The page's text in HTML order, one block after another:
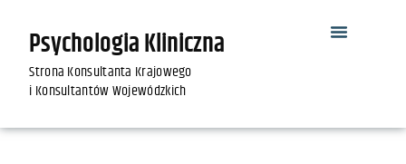
Psychologia Kliniczna
Strona Konsultanta Krajowego
i Konsultantów Wojewódzkich